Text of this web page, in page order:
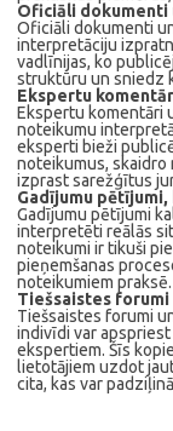
Oficiāli
Oficiāli dokumenti
interpretāciju
vadlīnijas, ko
struktūru un sniedz
Ekspertu
Ekspertu komentāri
noteikumu
eksperti bieži
noteikumus, skaidro
izprast sarežģītus
Gadījumu
Gadījumu pētījumi
interpretēti reālās
noteikumi ir tikuši
pieņemšanas
noteikumiem praksē.
Tiešsaistes forumi
Tiešsaistes forumi
indivīdi var
ekspertiem. Šīs
lietotājiem uzdot
cita, kas var